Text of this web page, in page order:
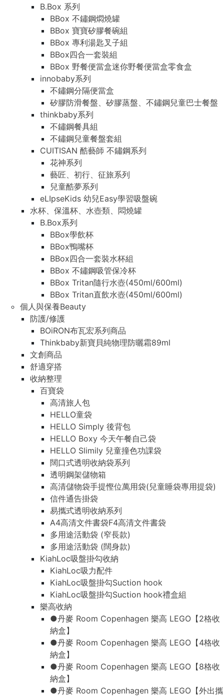
B.Box 系列
BBox 不鏽鋼燜燒罐
BBox 寶寶矽膠餐碗組
BBox 專利湯匙叉子組
BBox四合一套裝組
BBox 野餐便當盒迷你野餐便當盒零食盒
innobaby系列
不鏽鋼分隔便當盒
矽膠防滑餐盤、矽膠蒸盤、不鏽鋼兒童巴士餐盤
thinkbaby系列
不鏽鋼餐具組
不鏽鋼兒童餐盤套組
CUITISAN 酷藝師 不鏽鋼系列
花神系列
藝匠、初行、征旅系列
兒童酷夢系列
eLIpseKids 幼兒Easy學習吸盤碗
水杯、保溫杯、水壺類、悶燒罐
B.Box系列
BBox學飲杯
BBox鴨嘴杯
BBox四合一套裝水杯組
BBox 不鏽鋼吸管保冷杯
BBox Tritan隨行水壺(450ml/600ml)
BBox Tritan直飲水壺(450ml/600ml)
個人與保養Beauty
防護/修護
BOiRON布瓦宏系列商品
Thinkbaby新寶貝純物理防曬霜89ml
文創商品
舒適穿搭
收納整理
百寶袋
高清旅人包
HELLO童袋
HELLO Simply 後背包
HELLO Boxy 今天午餐自己袋
HELLO Slimily 兒童撞色功課袋
闊口式透明收納袋系列
透明鋼架儲物箱
高清儲物袋手提慳位萬用袋(兒童睡袋專用提袋)
信件通告掛袋
易攜式透明收納系列
A4高清文件書袋F4高清文件書袋
多用途活動袋 (窄長款)
多用途活動袋 (闊身款)
KiahLoc吸盤掛勾收納
KiahLoc吸力配件
KiahLoc吸盤掛勾Suction hook
KiahLoc吸盤掛勾Suction hook禮盒組
樂高收納
●丹麥 Room Copenhagen 樂高 LEGO【2格收
納盒】
●丹麥 Room Copenhagen 樂高 LEGO【4格收
納盒】
●丹麥 Room Copenhagen 樂高 LEGO【8格收
納盒】
●丹麥 Room Copenhagen 樂高 LEGO【外出攜